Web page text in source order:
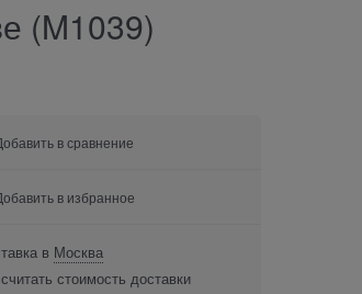
(M1039)
в сравнение
в избранное
в Москва
стоимость доставки